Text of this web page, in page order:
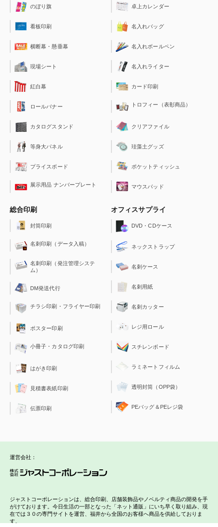
のぼり旗
看板印刷
横断幕・懸垂幕
現場シート
紅白幕
ロールバナー
カタログスタンド
等身大パネル
プライスボード
展示用品 ナンバープレート
卓上カレンダー
名入れバッグ
名入れボールペン
名入れライター
カード印刷
トロフィー（表彰商品）
クリアファイル
珪藻土グッズ
ポケットティッシュ
マウスパッド
総合印刷
封筒印刷
名刺印刷（データ入稿）
名刺印刷（発注管理システ
ム）
DM発送代行
チラシ印刷・フライヤー印刷
ポスター印刷
小冊子・カタログ印刷
はがき印刷
見積書表紙印刷
伝票印刷
オフィスサプライ
DVD・CDケース
ネックストラップ
名刺ケース
名刺用紙
名刺カッター
レジ用ロール
スチレンボード
ラミネートフィルム
透明封筒（OPP袋）
PEバッグ＆PEレジ袋
運営会社：
ジャストコーポレーションは、総合印刷、店舗装飾品やノベルティ商品の開発を手
がけております。今日生活の一部となった「ネット通販」にいち早く取り組み、現
在では３０の専門サイトを運営、福井から全国のお客様へ商品を供給しておりま
す。